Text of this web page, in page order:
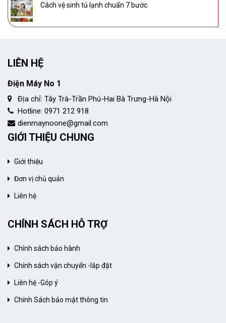
Cách vệ sinh tủ lạnh chuẩn 7 bước
LIÊN HỆ
Điện Máy No 1
Địa chỉ: Tây Trà-Trần Phú-Hai Bà Trưng-Hà Nội
Hotline: 0971 212 918
dienmaynoone@gmail.com
GIỚI THIỆU CHUNG
Giới thiệu
Đơn vị chủ quản
Liên hệ
CHÍNH SÁCH HỖ TRỢ
Chính sách bảo hành
Chính sách vận chuyển -lắp đặt
Liên hệ -Góp ý
Chính Sách bảo mật thông tin